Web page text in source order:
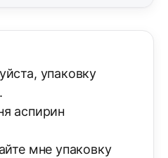
упаковку
аспирин
мне упаковку